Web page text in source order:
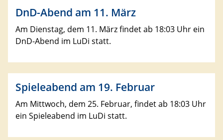
DnD-Abend am 11. März
Am Dienstag, dem 11. März findet ab 18:03 Uhr ein
DnD-Abend im LuDi statt.
Spieleabend am 19. Februar
Am Mittwoch, dem 25. Februar, findet ab 18:03 Uhr
ein Spieleabend im LuDi statt.